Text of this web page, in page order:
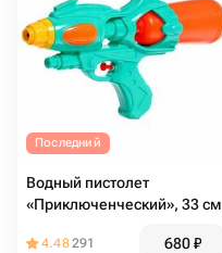
Последний
Водный пистолет
«Приключенческий», 33 см
4.48291 680₽